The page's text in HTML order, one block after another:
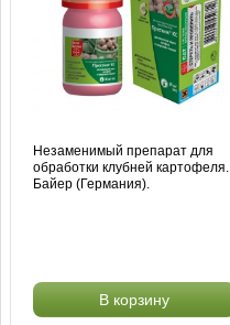
Незаменимый препарат для
обработки клубней картофеля.
Байер (Германия).
В корзину